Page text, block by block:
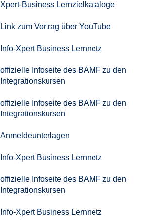
Xpert-Business Lernzielkataloge
Link zum Vortrag über YouTube
Info-Xpert Business Lernnetz
offizielle Infoseite des BAMF zu den
Integrationskursen
offizielle Infoseite des BAMF zu den
Integrationskursen
Anmeldeunterlagen
Info-Xpert Business Lernnetz
offizielle Infoseite des BAMF zu den
Integrationskursen
Info-Xpert Business Lernnetz